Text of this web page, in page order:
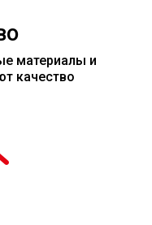
материалы и
качество